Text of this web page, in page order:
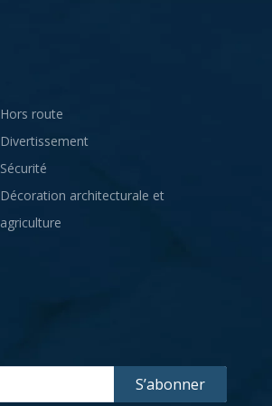
Hors route
Divertissement
Sécurité
Décoration architecturale et
agriculture
S’abonner